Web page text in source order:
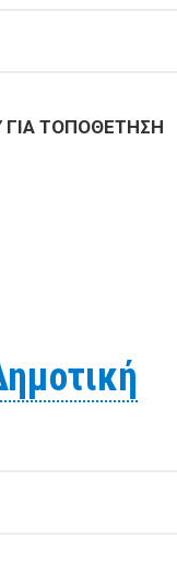
ΤΟΠΟΘΕΤΗΣΗ
ΑΙΓΙΑΛΟΥ ΓΙΑ